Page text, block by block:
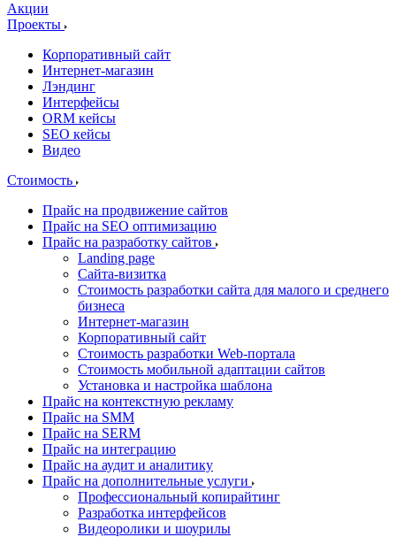
Акции
Проекты
Корпоративный сайт
Интернет-магазин
Лэндинг
Интерфейсы
ORM кейсы
SEO кейсы
Видео
Стоимость
Прайс на продвижение сайтов
Прайс на SEO оптимизацию
Прайс на разработку сайтов
Landing page
Cайта-визитка
Стоимость разработки сайта для малого и среднего
бизнеса
Интернет-магазин
Корпоративный сайт
Стоимость разработки Web-портала
Стоимость мобильной адаптации сайтов
Установка и настройка шаблона
Прайс на контекстную рекламу
Прайс на SMM
Прайс на SERM
Прайс на интеграцию
Прайс на аудит и аналитику
Прайс на дополнительные услуги
Профессиональный копирайтинг
Разработка интерфейсов
Видеоролики и шоурилы